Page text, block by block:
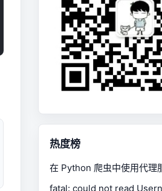
热度榜
在 Python 爬虫中使用代理